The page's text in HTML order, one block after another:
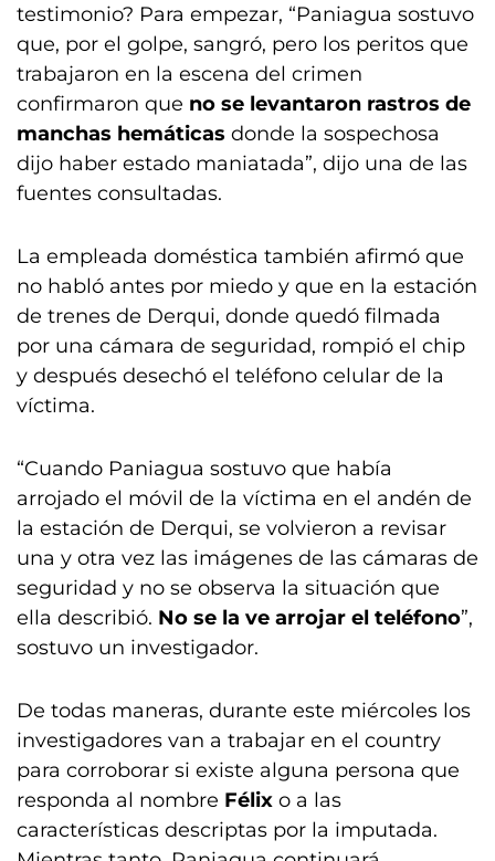
testimonio? Para empezar, “Paniagua sostuvo
que, por el golpe, sangró, pero los peritos que
trabajaron en la escena del crimen
confirmaron que no se levantaron rastros de
manchas hemáticas donde la sospechosa
dijo haber estado maniatada”, dijo una de las
fuentes consultadas.
La empleada doméstica también afirmó que
no habló antes por miedo y que en la estación
de trenes de Derqui, donde quedó filmada
por una cámara de seguridad, rompió el chip
y después desechó el teléfono celular de la
víctima.
“Cuando Paniagua sostuvo que había
arrojado el móvil de la víctima en el andén de
la estación de Derqui, se volvieron a revisar
una y otra vez las imágenes de las cámaras de
seguridad y no se observa la situación que
ella describió. No se la ve arrojar el teléfono”,
sostuvo un investigador.
De todas maneras, durante este miércoles los
investigadores van a trabajar en el country
para corroborar si existe alguna persona que
responda al nombre Félix o a las
características descriptas por la imputada.